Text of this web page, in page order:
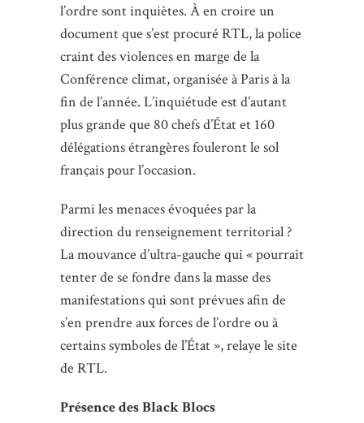
l’ordre sont inquiètes. À en croire un
document que s’est procuré RTL, la police
craint des violences en marge de la
Conférence climat, organisée à Paris à la
fin de l’année. L’inquiétude est d’autant
plus grande que 80 chefs d’État et 160
délégations étrangères fouleront le sol
français pour l’occasion.
Parmi les menaces évoquées par la
direction du renseignement territorial ?
La mouvance d’ultra-gauche qui « pourrait
tenter de se fondre dans la masse des
manifestations qui sont prévues afin de
s’en prendre aux forces de l’ordre ou à
certains symboles de l’État », relaye le site
de RTL.
Présence des Black Blocs